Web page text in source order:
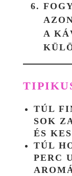
A
TÚL
SOK
ÉS
TÚL
PERC